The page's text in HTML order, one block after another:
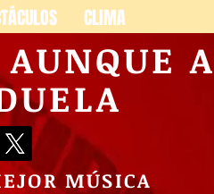
CLIMA
A
MÚSICA